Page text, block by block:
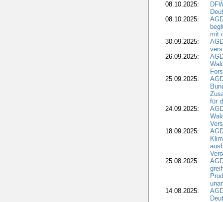
08.10.2025:
08.10.2025:
mit
30.09.2025:
26.09.2025:
25.09.2025:
für
24.09.2025:
18.09.2025:
25.08.2025:
14.08.2025: